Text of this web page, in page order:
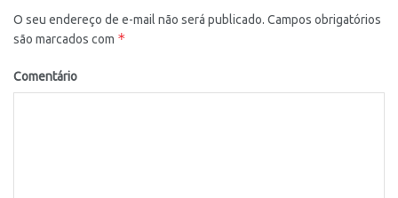
O seu endereço de e-mail não será publicado. Campos obrigatórios
são marcados com *
Comentário